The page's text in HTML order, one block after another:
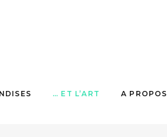
… ET L’ART A PROPOS